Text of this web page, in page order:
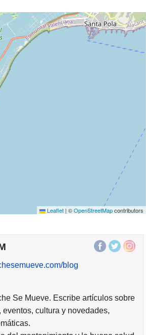
Leaflet | ©OpenStreetMapcontributors
blog
Se Mueve. Escribe artículos sobre
eventos, cultura y novedades,